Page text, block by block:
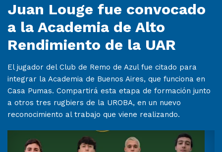
Juan Louge fue convocado
a la Academia de Alto
Rendimiento de la UAR
El jugador del Club de Remo de Azul fue citado para
integrar la Academia de Buenos Aires, que funciona en
Casa Pumas. Compartirá esta etapa de formación junto
a otros tres rugbiers de la UROBA, en un nuevo
reconocimiento al trabajo que viene realizando.